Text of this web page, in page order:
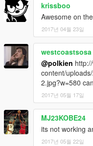
krissboo
Awesome on
2017년 04월 23일
westcoastsosa
@polkien
content/
2.jpg?w=580
2017년 05월 17일
MJ23KOBE24
its not working
2017년 05월 22일